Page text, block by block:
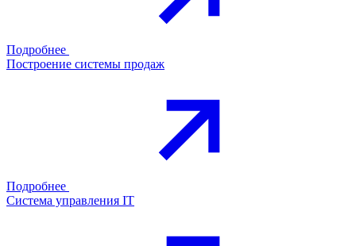
Подробнее
Построение системы продаж
Подробнее
Система управления IT